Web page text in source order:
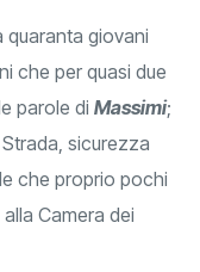
quaranta giovani
che per quasi due
parole di Massimi;
sicurezza
che proprio pochi
Camera dei